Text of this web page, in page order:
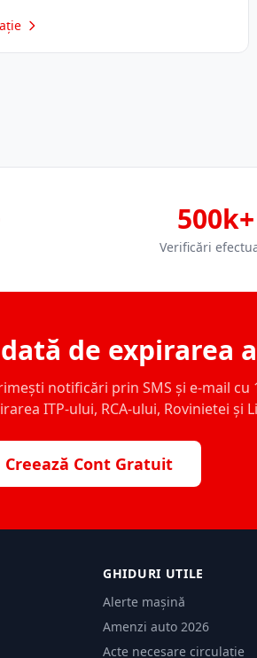
500k+
Verificări
de expirarea
notificări prin SMS și e-mail cu
ITP-ului, RCA-ului, Rovinietei și
Creează Cont Gratuit
GHIDURI UTILE
Alerte mașină
Amenzi auto 2026
Acte necesare circulație